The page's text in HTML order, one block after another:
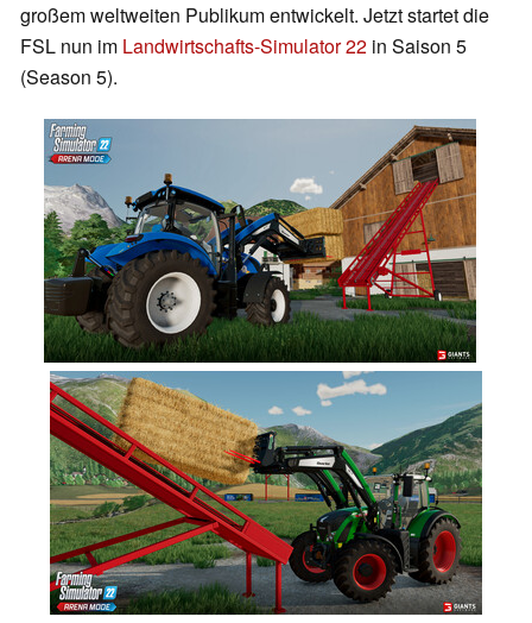
großem weltweiten Publikum entwickelt. Jetzt startet die
FSL nun im Landwirtschafts-Simulator 22 in Saison 5
(Season 5).